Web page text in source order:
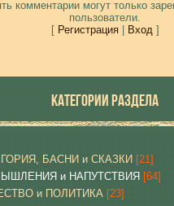
комментарии могут только
пользователи.
[ Регистрация| Вход]
КАТЕГОРИИ РАЗДЕЛА
БАСНИ и СКАЗКИ [21]
и НАПУТСТВИЯ [64]
и ПОЛИТИКА [23]